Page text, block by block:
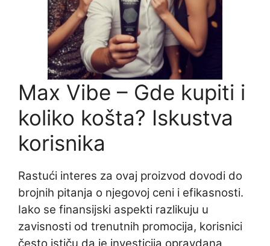
Max Vibe – Gde kupiti i
koliko košta? Iskustva
korisnika
Rastući interes za ovaj proizvod dovodi do
brojnih pitanja o njegovoj ceni i efikasnosti.
Iako se finansijski aspekti razlikuju u
zavisnosti od trenutnih promocija, korisnici
često ističu da je investicija opravdana